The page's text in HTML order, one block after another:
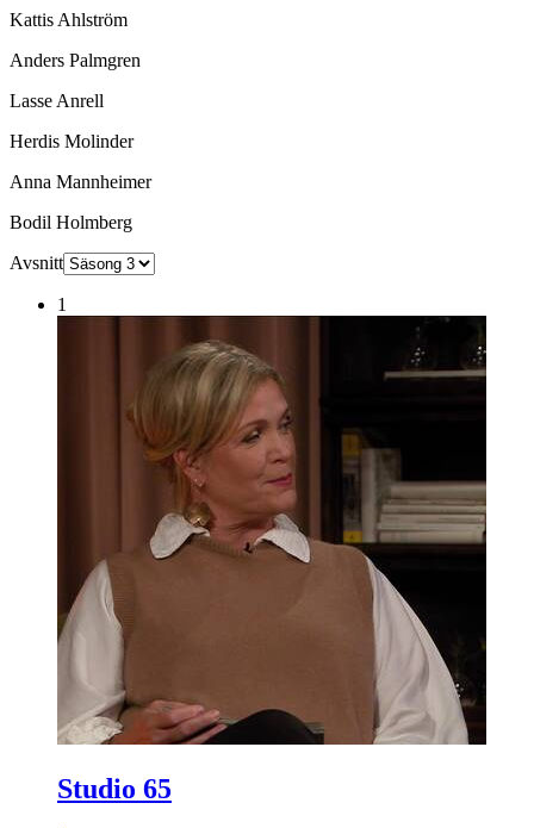
Kattis Ahlström
Anders Palmgren
Lasse Anrell
Herdis Molinder
Anna Mannheimer
Bodil Holmberg
Avsnitt
1
Studio 65